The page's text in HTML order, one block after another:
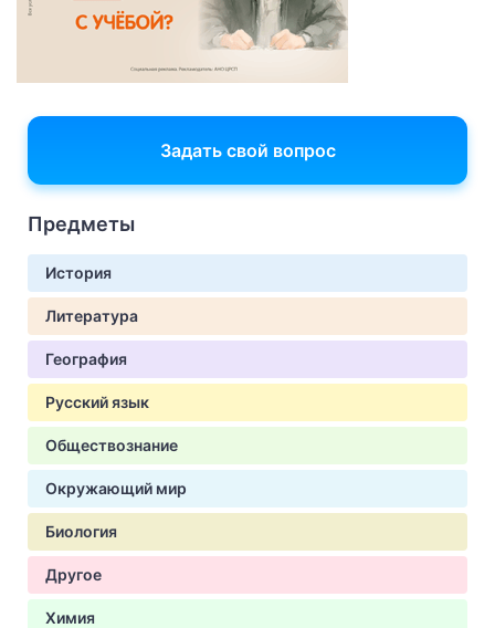
Задать свой вопрос
Предметы
История
Литература
География
Русский язык
Обществознание
Окружающий мир
Биология
Другое
Химия